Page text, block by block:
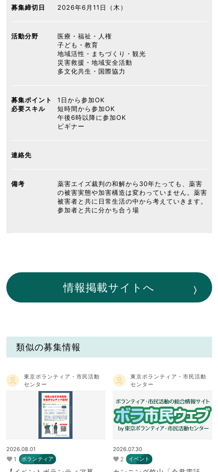
募集締切日 2026年6月11日（木）
活動分野
医療・福祉・人権
子ども・教育
地域活性・まちづくり・観光
災害救援・地域安全活動
多文化共生・国際協力
募集ポイント
必要スキル
1日から参加OK
短時間から参加OK
午後6時以降に参加OK
ビギナー
連絡先
備考
薬害エイズ裁判の和解から30年たっても、薬害
の被害実態や加害構造は変わっていません。薬害
被害者と共に日常生活の中から考えていきます。
参加者と共に分かち合う場
情報掲載サイトへ
類似の募集情報
東京ボランティア・市民活動
センター
2026.08.01
1 ボランティア
東京ボランティア・市民活動
センター
2026.07.30
2 イベント